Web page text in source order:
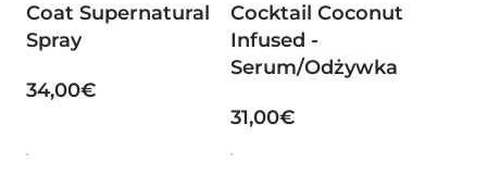
Coat Supernatural
Spray
34,00€
Cocktail Coconut
Infused -
Serum/Odżywka
31,00€